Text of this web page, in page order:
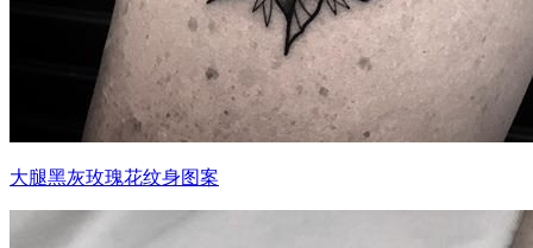
大腿黑灰玫瑰花纹身图案